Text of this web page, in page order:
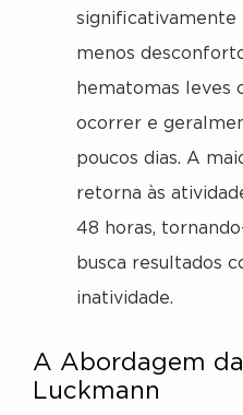
significativamente
menos
hematomas leves
ocorrer e
poucos dias. A
retorna às
48 horas,
busca resultados
inatividade.
A Abordagem
Luckmann